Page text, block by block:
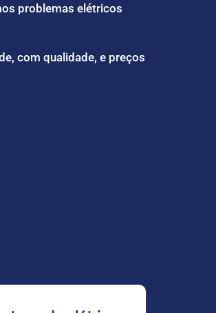
problemas elétricos
com qualidade, e preços